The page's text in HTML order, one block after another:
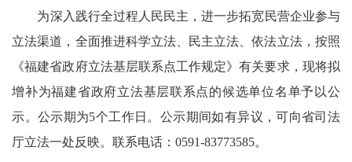
为深入践行全过程人民民主，进一步拓宽民营企业参与
立法渠道，全面推进科学立法、民主立法、依法立法，按照
《福建省政府立法基层联系点工作规定》有关要求，现将拟
增补为福建省政府立法基层联系点的候选单位名单予以公
示。公示期为5个工作日。公示期间如有异议，可向省司法
厅立法一处反映。联系电话：0591-83773585。